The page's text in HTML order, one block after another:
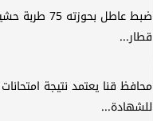
ضبط عاطل
قطار...
محافظ قنا يعتمد نتيجة امتحانات
للشهادة...